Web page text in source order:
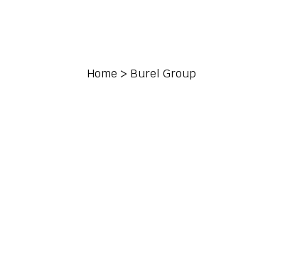
Home > Burel Group